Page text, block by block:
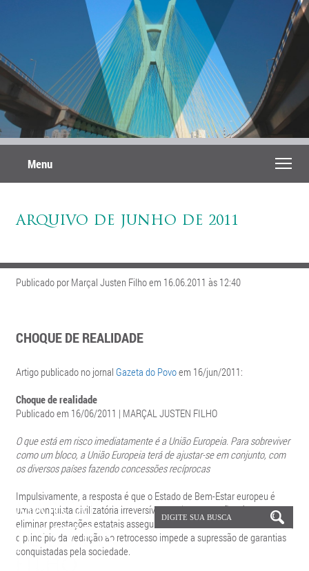
Menu
ARQUIVO DE JUNHO DE 2011
Publicado por Marçal Justen Filho em 16.06.2011 às 12:40
CHOQUE DE REALIDADE
Artigo publicado no jornal Gazeta do Povoem 16/jun/2011:
Choque de realidade
Publicado em 16/06/2011 | MARÇAL JUSTEN FILHO
O que está em risco imediatamente é a União Europeia. Para sobreviver
como um bloco, a União Europeia terá de ajustar-se em conjunto, com
os diversos países fazendo concessões recíprocas
Impulsivamente, a resposta é que o Estado de Bem-Estar europeu é
uma conquista civilizatória irreversível. Socialmente, não há forma de
eliminar prestações estatais asseguradas aos indivíduos. Juridicamente,
o princípio da vedação ao retrocesso impede a supressão de garantias
conquistadas pela sociedade.